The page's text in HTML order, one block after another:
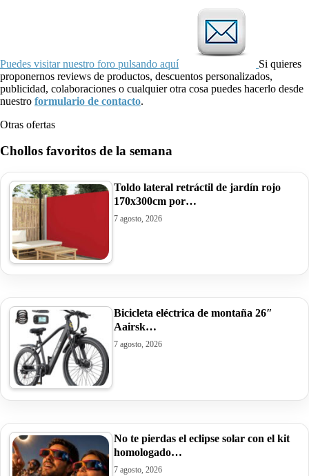
Puedes visitar nuestro foro pulsando aquí
Si quieres
proponernos reviews de productos, descuentos personalizados,
publicidad, colaboraciones o cualquier otra cosa puedes hacerlo desde
nuestro formulario de contacto.
Otras ofertas
Chollos favoritos de la semana
Toldo lateral retráctil de jardín rojo
170x300cm por…
7 agosto, 2026
Bicicleta eléctrica de montaña 26″
Aairsk…
7 agosto, 2026
No te pierdas el eclipse solar con el kit
homologado…
7 agosto, 2026